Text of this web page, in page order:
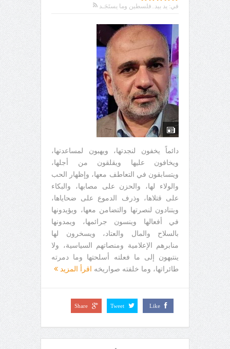
في: يد بيد..فلسطين وما يستَجَـد
دائماً يخفون لنجدتها، ويهبون لمساعدتها،
ويخافون عليها ويقلقون من أجلها،
ويتسابقون في التعاطف معها، وإظهار الحب
والولاء لها، والحزن على مصابها، والبكاء
على قتلاها، وذرف الدموع على ضحاياها،
ويتنادون لنصرتها والتضامن معها، ويؤيدونها
في أفعالها وينسون جرائمها، ويمدونها
بالسلاح والمال والعتاد، ويسخرون لها
منابرهم الإعلامية ومنصاتهم السياسية، ولا
ينتبهون إلى ما فعلته أسلحتها وما دمرته
طائراتها، وما خلفته صواريخه
اقرأ المزيد
Like
Tweet
Share